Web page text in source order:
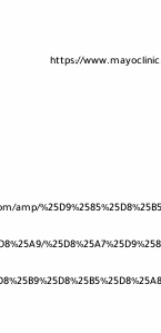
https://